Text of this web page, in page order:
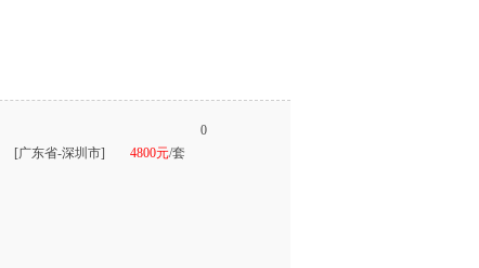
[广东省-深圳市] 4800元/套
0